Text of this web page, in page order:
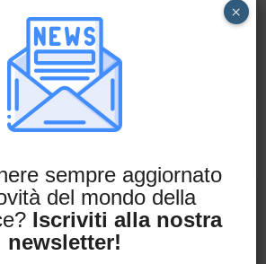
compliance.
alla newsletter
una consulenza
gratuita
in materia di compliance
sempre aggiornato
del mondo della
Iscriviti alla nostra
newsletter!
×